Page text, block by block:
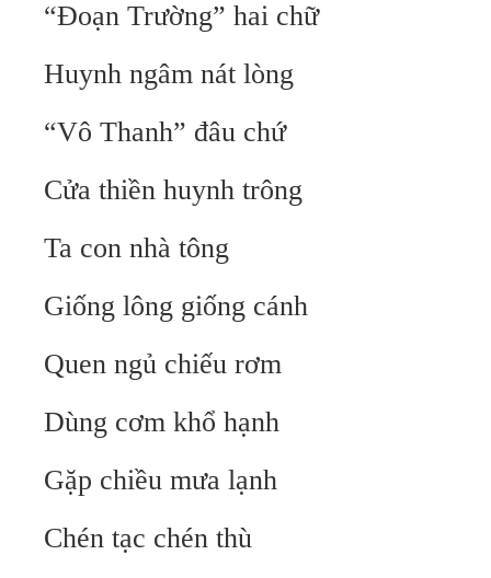
“Đoạn Trường” hai chữ
Huynh ngâm nát lòng
“Vô Thanh” đâu chứ
Cửa thiền huynh trông
Ta con nhà tông
Giống lông giống cánh
Quen ngủ chiếu rơm
Dùng cơm khổ hạnh
Gặp chiều mưa lạnh
Chén tạc chén thù